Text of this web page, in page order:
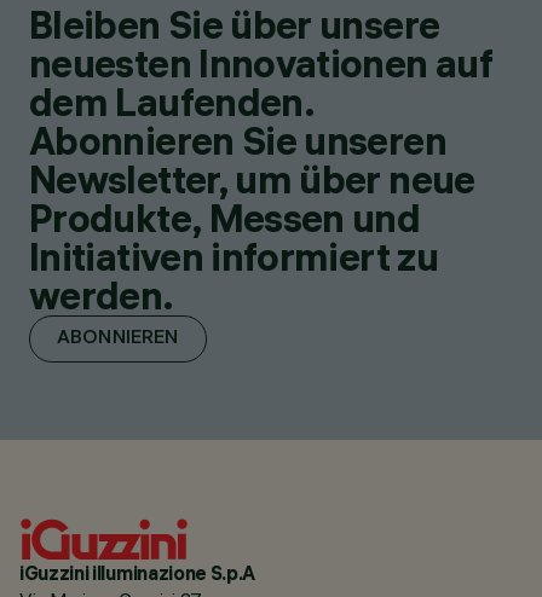
Bleiben Sie über unsere
neuesten Innovationen auf
dem Laufenden.
Abonnieren Sie unseren
Newsletter, um über neue
Produkte, Messen und
Initiativen informiert zu
werden.
ABONNIEREN
iGuzzini illuminazione S.p.A